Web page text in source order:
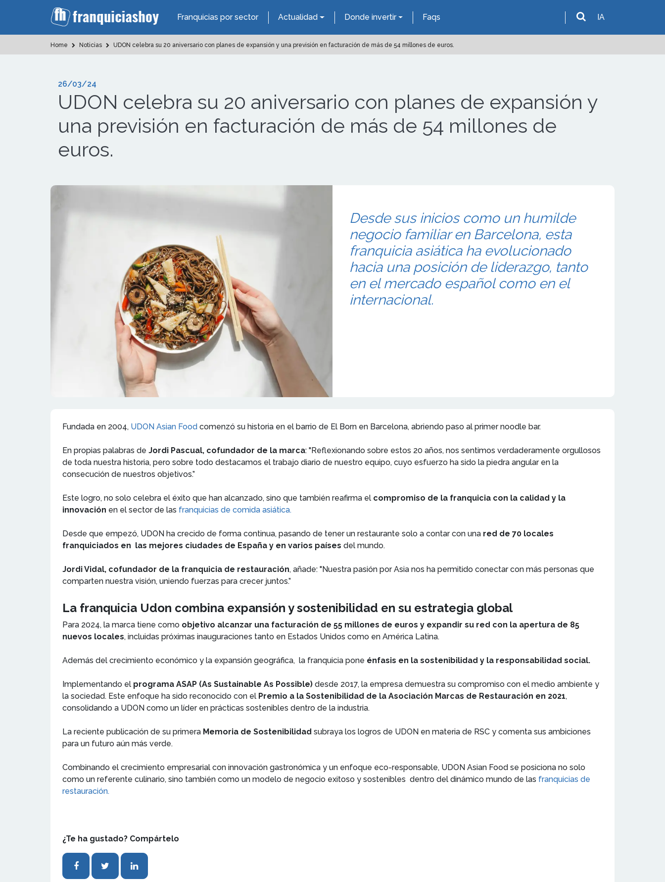
Franquicias por sector Actualidad Donde invertir Faqs IA
Home Noticias UDON celebra su 20 aniversario con planes de expansión y una previsión en facturación de más de 54 millones de euros.
26/03/24
UDON celebra su 20 aniversario con planes de expansión y
una previsión en facturación de más de 54 millones de
euros.
Desde sus inicios como un humilde
negocio familiar en Barcelona, esta
franquicia asiática ha evolucionado
hacia una posición de liderazgo, tanto
en el mercado español como en el
internacional.
Fundada en 2004, UDON Asian Food comenzó su historia en el barrio de El Born en Barcelona, abriendo paso al primer noodle bar.
En propias palabras de Jordi Pascual, cofundador de la marca: "Reflexionando sobre estos 20 años, nos sentimos verdaderamente orgullosos
de toda nuestra historia, pero sobre todo destacamos el trabajo diario de nuestro equipo, cuyo esfuerzo ha sido la piedra angular en la
consecución de nuestros objetivos.”
Este logro, no solo celebra el éxito que han alcanzado, sino que también reafirma el compromiso de la franquicia con la calidad y la
innovación en el sector de las franquicias de comida asiática.
Desde que empezó, UDON ha crecido de forma continua, pasando de tener un restaurante solo a contar con una red de 70 locales
franquiciados en las mejores ciudades de España y en varios países del mundo.
Jordi Vidal, cofundador de la franquicia de restauración, añade: "Nuestra pasión por Asia nos ha permitido conectar con más personas que
comparten nuestra visión, uniendo fuerzas para crecer juntos.”
La franquicia Udon combina expansión y sostenibilidad en su estrategia global
Para 2024, la marca tiene como objetivo alcanzar una facturación de 55 millones de euros y expandir su red con la apertura de 85
nuevos locales, incluidas próximas inauguraciones tanto en Estados Unidos como en América Latina.
Además del crecimiento económico y la expansión geográfica, la franquicia pone énfasis en la sostenibilidad y la responsabilidad social.
Implementando el programa ASAP (As Sustainable As Possible) desde 2017, la empresa demuestra su compromiso con el medio ambiente y
la sociedad. Este enfoque ha sido reconocido con el Premio a la Sostenibilidad de la Asociación Marcas de Restauración en 2021,
consolidando a UDON como un líder en prácticas sostenibles dentro de la industria.
La reciente publicación de su primera Memoria de Sostenibilidad subraya los logros de UDON en materia de RSC y comenta sus ambiciones
para un futuro aún más verde.
Combinando el crecimiento empresarial con innovación gastronómica y un enfoque eco-responsable, UDON Asian Food se posiciona no solo
como un referente culinario, sino también como un modelo de negocio exitoso y sostenibles dentro del dinámico mundo de las franquicias de
restauración.
¿Te ha gustado? Compártelo